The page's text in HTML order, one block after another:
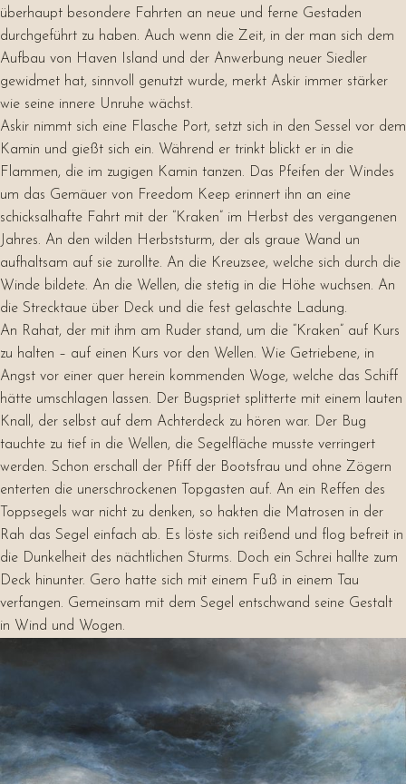
überhaupt besondere Fahrten an neue und ferne Gestaden
durchgeführt zu haben. Auch wenn die Zeit, in der man sich dem
Aufbau von Haven Island und der Anwerbung neuer Siedler
gewidmet hat, sinnvoll genutzt wurde, merkt Askir immer stärker
wie seine innere Unruhe wächst.
Askir nimmt sich eine Flasche Port, setzt sich in den Sessel vor dem
Kamin und gießt sich ein. Während er trinkt blickt er in die
Flammen, die im zugigen Kamin tanzen. Das Pfeifen der Windes
um das Gemäuer von Freedom Keep erinnert ihn an eine
schicksalhafte Fahrt mit der “Kraken” im Herbst des vergangenen
Jahres. An den wilden Herbststurm, der als graue Wand un
aufhaltsam auf sie zurollte. An die Kreuzsee, welche sich durch die
Winde bildete. An die Wellen, die stetig in die Höhe wuchsen. An
die Strecktaue über Deck und die fest gelaschte Ladung.
An Rahat, der mit ihm am Ruder stand, um die “Kraken” auf Kurs
zu halten – auf einen Kurs vor den Wellen. Wie Getriebene, in
Angst vor einer quer herein kommenden Woge, welche das Schiff
hätte umschlagen lassen. Der Bugspriet splitterte mit einem lauten
Knall, der selbst auf dem Achterdeck zu hören war. Der Bug
tauchte zu tief in die Wellen, die Segelfläche musste verringert
werden. Schon erschall der Pfiff der Bootsfrau und ohne Zögern
enterten die unerschrockenen Topgasten auf. An ein Reffen des
Toppsegels war nicht zu denken, so hakten die Matrosen in der
Rah das Segel einfach ab. Es löste sich reißend und flog befreit in
die Dunkelheit des nächtlichen Sturms. Doch ein Schrei hallte zum
Deck hinunter. Gero hatte sich mit einem Fuß in einem Tau
verfangen. Gemeinsam mit dem Segel entschwand seine Gestalt
in Wind und Wogen.